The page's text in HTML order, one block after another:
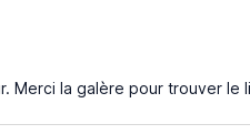
Merci la galère pour trouver le